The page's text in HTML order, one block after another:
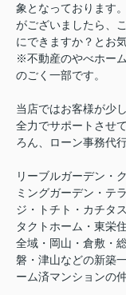
象となっております
がございましたら、
にできますか？とお
※不動産のやべホー
のごく一部です。
当店ではお客様が少
全力でサポートさせ
ろん、ローン事務代
リーブルガーデン・
ミングガーデン・テ
ジ・トチト・カチタ
タクトホーム・東栄
全域・岡山・倉敷・
磐・津山などの新築
ーム済マンションの